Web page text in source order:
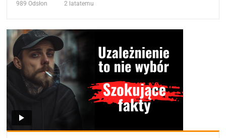
989 Odsłon 2 latatemu